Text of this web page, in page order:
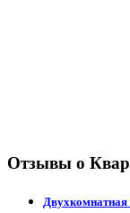
Отзывы о
Двухкомнатная